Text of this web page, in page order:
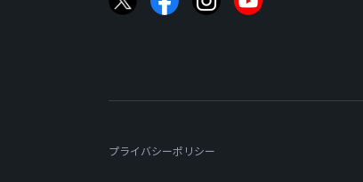
プライバシーポリシー